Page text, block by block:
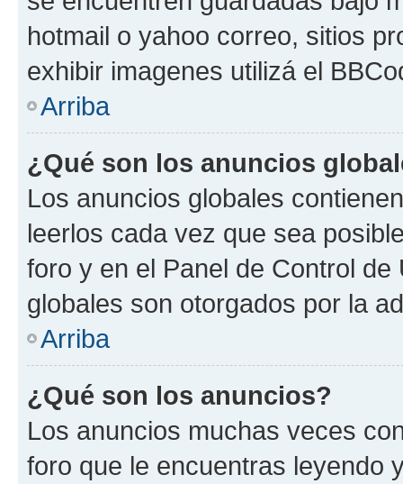
hotmail o yahoo correo, sitios
exhibir imagenes utilizá el
Arriba
¿Qué son los anuncios
Los anuncios globales
leerlos cada vez que sea
foro y en el Panel de Control
globales son otorgados por la
Arriba
¿Qué son los anuncios?
Los anuncios muchas veces
foro que le encuentras leyendo